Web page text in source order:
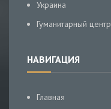
Украина
Гуманитарный центр
НАВИГАЦИЯ
Главная